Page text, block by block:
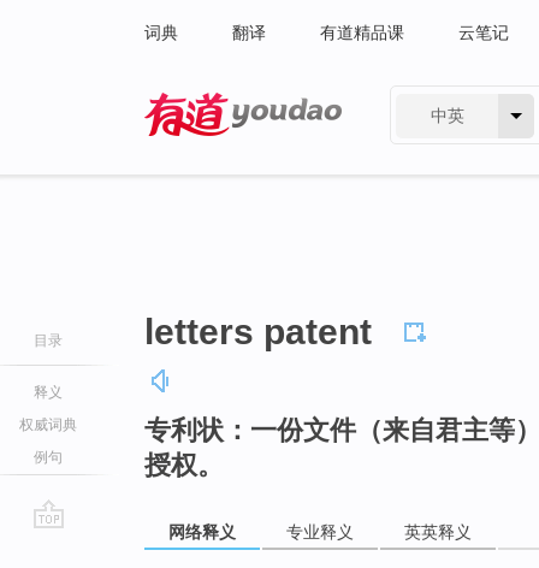
词典 翻译 有道精品课 云笔记
中英
目录
释义
权威词典
例句
letters patent
专利状：一份文件（来自君主等
授权。
网络释义 专业释义 英英释义